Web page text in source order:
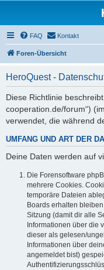
FAQ Kontakt
Foren-Übersicht
HeroQuest -
Diese Richtlinie
cooperation.de/forum“)
verwendet, die während
UMFANG UND ART DER
Deine Daten werden auf
Die Forensoftware
mehrere Cookies.
temporäre Dateien
Boards erhalten
Sitzung (damit dir alle
Informationen über die
dieser als gelesen/
Informationen über
angemeldet bist)